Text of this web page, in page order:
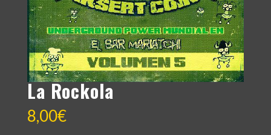
La Rockola
8,00€